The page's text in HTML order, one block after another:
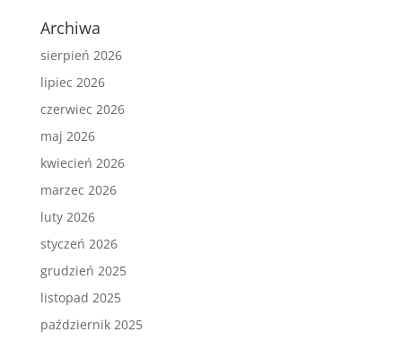
Archiwa
sierpień 2026
lipiec 2026
czerwiec 2026
maj 2026
kwiecień 2026
marzec 2026
luty 2026
styczeń 2026
grudzień 2025
listopad 2025
październik 2025